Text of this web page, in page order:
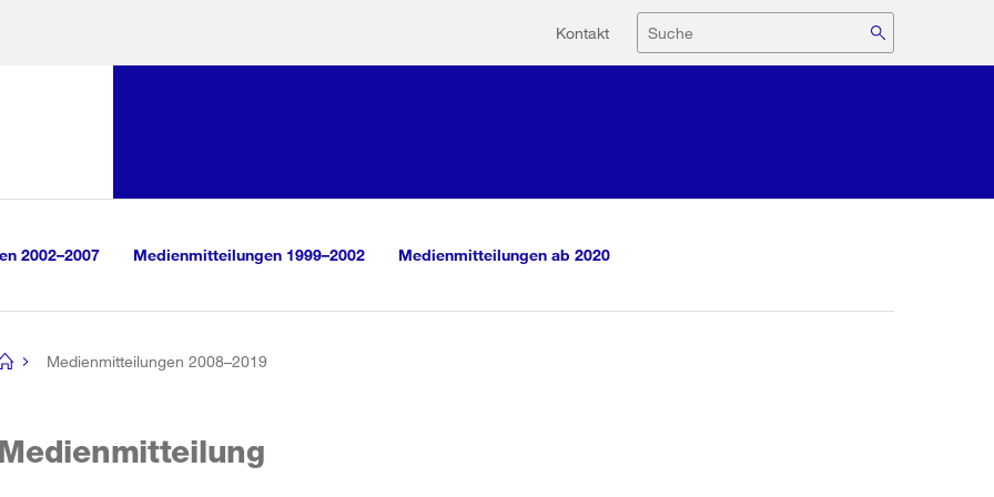
Hilfsnavigation
Kontakt Suche
2002–2007 Medienmitteilungen 1999–2002 Medienmitteilungen ab 2020
Medienmitteilungen 2008–2019